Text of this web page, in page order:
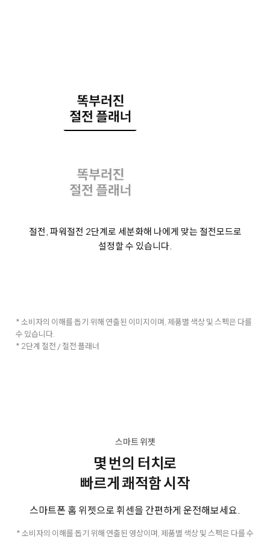
절전, 파워절전 2단계로 세분화해 나에게 맞는 절전모드로
설정할 수 있습니다.
* 소비자의 이해를 돕기 위해 연출된 이미지이며, 제품별 색상 및 스펙은 다를
수 있습니다.
* 2단계 절전 / 절전 플래너
스마트 위젯
몇 번의 터치로
빠르게 쾌적함 시작
스마트폰 홈 위젯으로 휘센을 간편하게 운전해보세요.
* 소비자의 이해를 돕기 위해 연출된 영상이며, 제품별 색상 및 스펙은 다를 수